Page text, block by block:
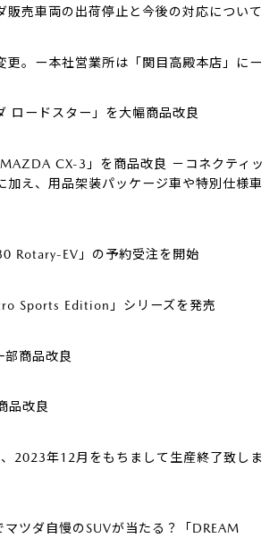
販売車両の出荷停止と今後の対応について
更。ー本社営業所は「関目高殿本店」にー
ロードスター」を大幅商品改良
CX-3」を商品改良 －コネクティッ
加え、用品架装パッケージ車や特別仕様車
Rotary-EV」の予約受注を開始
Sports Edition」シリーズを発売
商品改良
品改良
2023年12月をもちまして生産終了致しま
ツダ自慢のSUVが当たる？「DREAM